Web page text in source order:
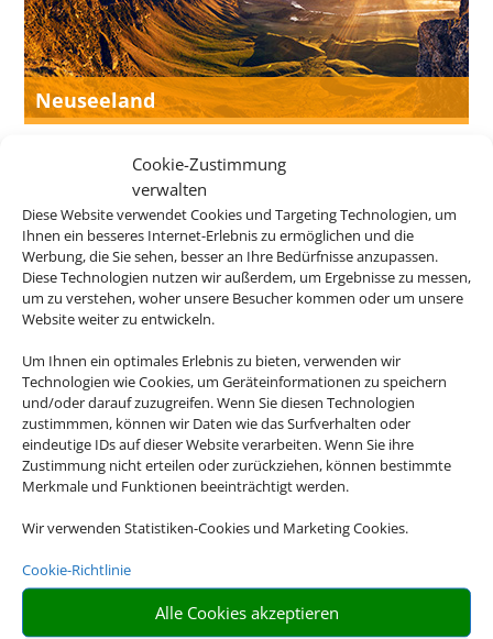
Cookie-Zustimmung
verwalten
Diese Website verwendet Cookies und Targeting Technologien, um
Ihnen ein besseres Internet-Erlebnis zu ermöglichen und die
Werbung, die Sie sehen, besser an Ihre Bedürfnisse anzupassen.
Diese Technologien nutzen wir außerdem, um Ergebnisse zu messen,
um zu verstehen, woher unsere Besucher kommen oder um unsere
Website weiter zu entwickeln.
Um Ihnen ein optimales Erlebnis zu bieten, verwenden wir
Technologien wie Cookies, um Geräteinformationen zu speichern
und/oder darauf zuzugreifen. Wenn Sie diesen Technologien
zustimmmen, können wir Daten wie das Surfverhalten oder
eindeutige IDs auf dieser Website verarbeiten. Wenn Sie ihre
Zustimmung nicht erteilen oder zurückziehen, können bestimmte
Merkmale und Funktionen beeinträchtigt werden.
Wir verwenden Statistiken-Cookies und Marketing Cookies.
Cookie-Richtlinie
Alle Cookies akzeptieren
Neuseeland
Bayern
Eine Buchung – alles drin. Buchen Sie
jetzt eine Pauschalreise.
Flugtickets und Hotelzimmer sind bei unseren
Pauschalreise-Angeboten bereits inbegriffen. Statt also
verschiedene Einzelbausteine suchen und buchen zu